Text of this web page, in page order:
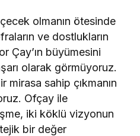
olmanın ötesinde
ve dostlukların
Çay’ın büyümesini
olarak görmüyoruz.
mirasa sahip çıkmanın
Ofçay ile
iki köklü vizyonun
bir değer